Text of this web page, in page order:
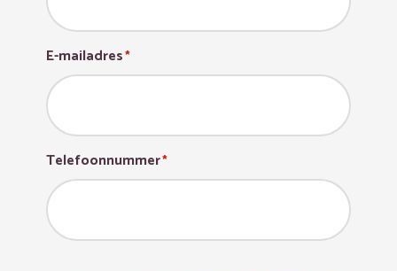
E-mailadres*
Telefoonnummer*